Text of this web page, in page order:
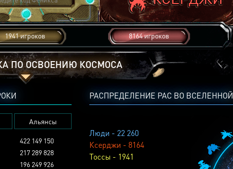
1941 игроков 8164 игроков
ПО ОСВОЕНИЮ КОСМОСА
РАСПРЕДЕЛЕНИЕ РАС ВО ВСЕЛЕННОЙ
Люди - 22 260
Ксерджи - 8164
Тоссы - 1941
Альянсы
422 149 150
217 289 828
196 249 926